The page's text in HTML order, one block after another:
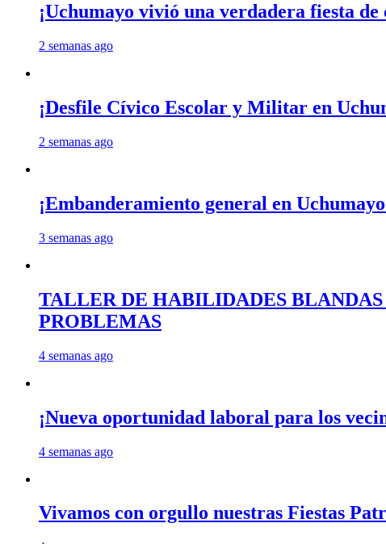
¡Uchumayo vivió una verdadera fiesta
2 semanas ago
¡Desfile Cívico Escolar y Militar en
2 semanas ago
¡Embanderamiento general en
3 semanas ago
TALLER DE HABILIDADES
PROBLEMAS
4 semanas ago
¡Nueva oportunidad laboral para los
4 semanas ago
Vivamos con orgullo nuestras Fiestas